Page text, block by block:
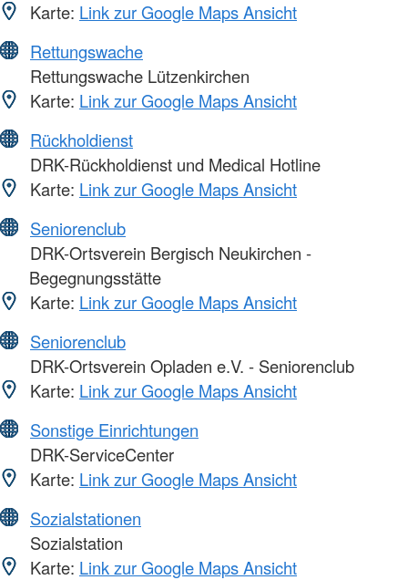
Karte: Link zur Google Maps Ansicht
Rettungswache
Rettungswache Lützenkirchen
Karte: Link zur Google Maps Ansicht
Rückholdienst
DRK-Rückholdienst und Medical Hotline
Karte: Link zur Google Maps Ansicht
Seniorenclub
DRK-Ortsverein Bergisch Neukirchen -
Begegnungsstätte
Karte: Link zur Google Maps Ansicht
Seniorenclub
DRK-Ortsverein Opladen e.V. - Seniorenclub
Karte: Link zur Google Maps Ansicht
Sonstige Einrichtungen
DRK-ServiceCenter
Karte: Link zur Google Maps Ansicht
Sozialstationen
Sozialstation
Karte: Link zur Google Maps Ansicht